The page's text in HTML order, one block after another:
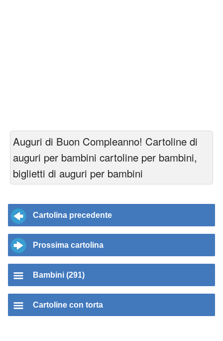
Auguri di Buon Compleanno! Cartoline di
auguri per bambini cartoline per bambini,
biglietti di auguri per bambini
Cartolina precedente
Prossima cartolina
Bambini (291)
Cartoline con torta